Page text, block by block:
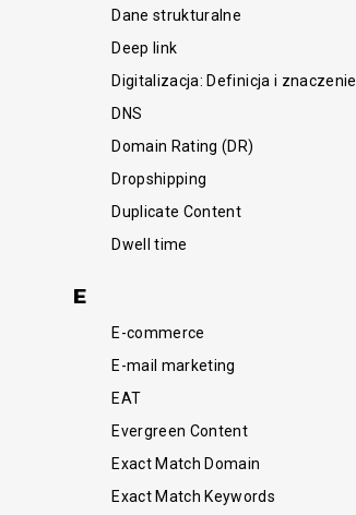
Dane strukturalne
Deep link
Digitalizacja: Definicja i znaczenie
DNS
Domain Rating (DR)
Dropshipping
Duplicate Content
Dwell time
E
E-commerce
E-mail marketing
EAT
Evergreen Content
Exact Match Domain
Exact Match Keywords